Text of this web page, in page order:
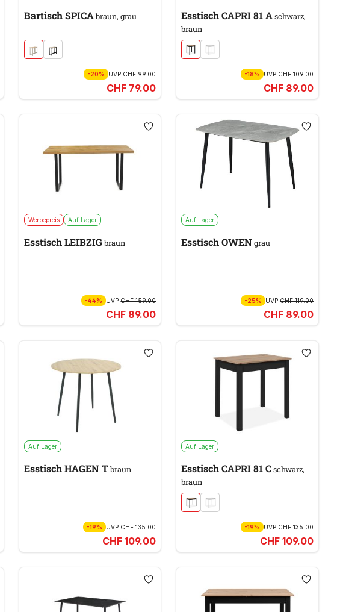
Bartisch SPICAbraun, grau
-20% UVPCHF 99.00
CHF 79.00
Esstisch CAPRI 81 Aschwarz,
braun
-18% UVP CHF 109.00
CHF 89.00
Werbepreis Auf Lager
Esstisch LEIBZIG braun
-44% UVPCHF 159.00
CHF 89.00
Auf Lager
Esstisch OWENgrau
-25% UVP CHF 119.00
CHF 89.00
Auf Lager
Esstisch HAGEN Tbraun
-19% UVPCHF 135.00
CHF 109.00
Auf Lager
Esstisch CAPRI 81 Cschwarz,
braun
-19% UVP CHF 135.00
CHF 109.00